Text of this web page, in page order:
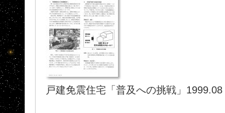
戸建免震住宅「普及への挑戦」